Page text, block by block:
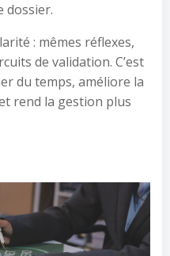
dossier.
: mêmes réflexes,
de validation. C’est
du temps, améliore la
rend la gestion plus